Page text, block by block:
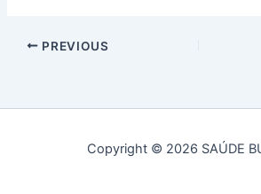
PREVIOUS
Copyright © 2026 SAÚDE